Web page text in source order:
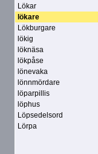
Lökar
lökare
Lökburgare
lökig
löknäsa
lökpåse
lönevaka
lönnmördare
löparpillis
löphus
Löpsedelsord
Lörpa